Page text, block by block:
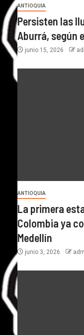
ANTIOQUIA
Persisten las
Aburrá, según
junio 15, 2026
ANTIOQUIA
La primera
Colombia ya
Medellín
junio 3, 2026